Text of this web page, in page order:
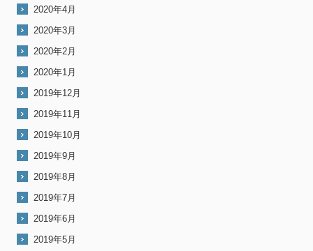
2020年4月
2020年3月
2020年2月
2020年1月
2019年12月
2019年11月
2019年10月
2019年9月
2019年8月
2019年7月
2019年6月
2019年5月